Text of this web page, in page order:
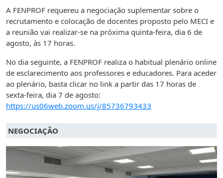
A FENPROF requereu a negociação suplementar sobre o
recrutamento e colocação de docentes proposto pelo MECI e
a reunião vai realizar-se na próxima quinta-feira, dia 6 de
agosto, às 17 horas.
No dia seguinte, a FENPROF realiza o habitual plenário online
de esclarecimento aos professores e educadores. Para aceder
ao plenário, basta clicar no link a partir das 17 horas de
sexta-feira, dia 7 de agosto:
https://us06web.zoom.us/j/85736793433
NEGOCIAÇÃO